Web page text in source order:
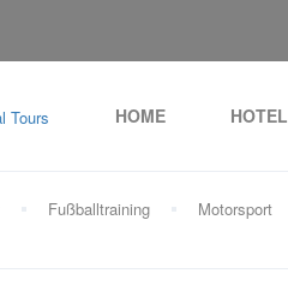
HOME HOTEL
Fußballtraining Motorsport